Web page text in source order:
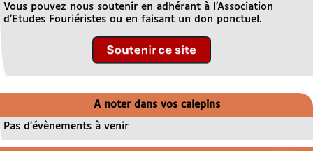
Vous pouvez nous soutenir en adhérant à l’Association
d’Etudes Fouriéristes ou en faisant un don ponctuel.
A noter dans vos calepins
Pas d’évènements à venir